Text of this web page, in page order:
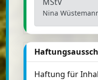
Nina
Haftung für